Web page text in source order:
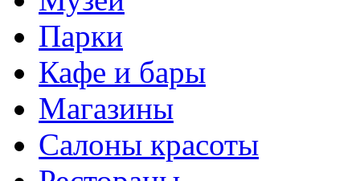
Парки
Кафе и бары
Магазины
Салоны красоты